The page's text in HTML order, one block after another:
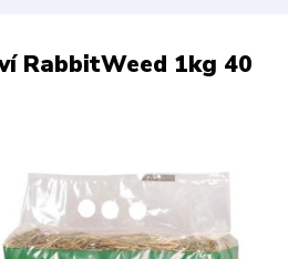
RabbitWeed 1kg 40